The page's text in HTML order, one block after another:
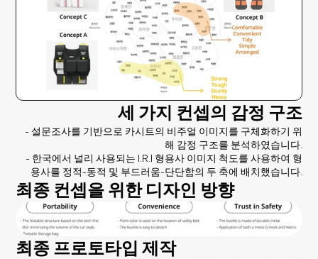
세 가지 컨셉의 감정 구조
- 설문조사를 기반으로 카시트의 비주얼 이미지를 구체화하기 위
해 감정 구조를 분석하였습니다.
- 한국에서 널리 사용되는 I.R.I 형용사 이미지 척도를 사용하여 형
용사를 정적-동적 및 부드러움-단단함의 두 축에 배치했습니다.
최종 컨셉을 위한 디자인 방향
최종 프로토타입 제작